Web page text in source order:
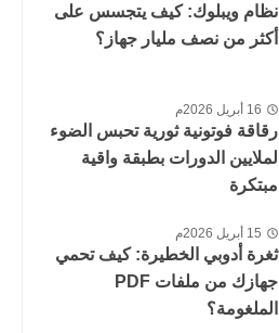
نظام ويبلوك: كيف يتجسس على
أكثر من نصف مليار جهاز؟
16 أبريل 2026م
رقاقة فوتونية ثورية تحبس الضوء
لملايين الدورات بطبقة واقية
مبتكرة
15 أبريل 2026م
ثغرة أدوبي الخطيرة: كيف تحمي
جهازك من ملفات PDF
الملغومة؟